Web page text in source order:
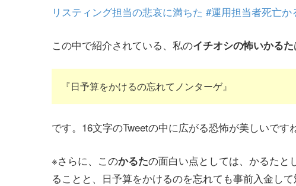
リスティング担当の悲哀に満ちた #運用担当者死亡
この中で紹介されている、私のイチオシの怖いかるた
『日予算をかけるの忘れてノンターゲ』
です。16文字のTweetの中に広がる恐怖が美しいです
※さらに、このかるたの面白い点としては、かるたと
ることと、日予算をかけるのを忘れても事前入金し